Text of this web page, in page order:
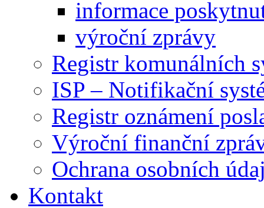
informace
výroční zprávy
Registr komunálních
ISP – Notifikační
Registr oznámení
Výroční finanční
Ochrana osobních
Kontakt